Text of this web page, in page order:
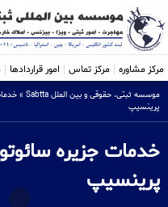
مرکز مشاوره مرکز تماس امور قراردادها
موسسه ثبتی، حقوقی و بین الملل Sabtta »
پرینسیپ
خدمات جزیره
پرینسیپ